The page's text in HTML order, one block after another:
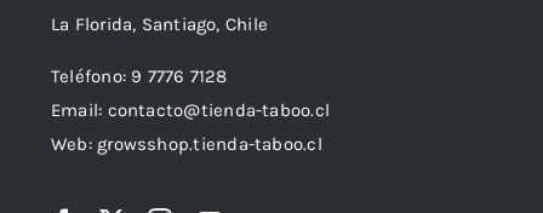
La Florida, Santiago, Chile
Teléfono: 9 7776 7128
Email: contacto@tienda-taboo.cl
Web: growsshop.tienda-taboo.cl